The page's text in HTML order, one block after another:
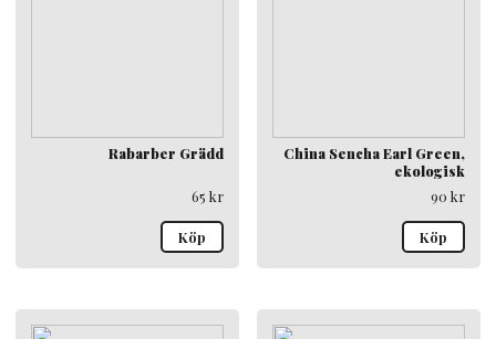
Rabarber Grädd
65 kr
Köp
China Sencha Earl Green,
ekologisk
90 kr
Köp